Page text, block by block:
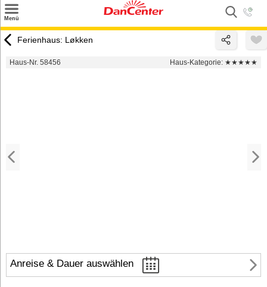
Menü
Urlaubsziele
Ferienhaus: Løkken
Haus-Nr. 58456 Haus-Kategorie: ★★★★★
Anreise & Dauer auswählen